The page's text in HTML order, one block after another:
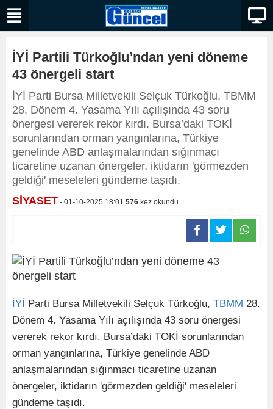
İYİ Partili Türkoğlu’ndan yeni döneme
43 önergeli start
İYİ Parti Bursa Milletvekili Selçuk Türkoğlu, TBMM
28. Dönem 4. Yasama Yılı açılışında 43 soru
önergesi vererek rekor kırdı. Bursa’daki TOKİ
sorunlarından orman yangınlarına, Türkiye
genelinde ABD anlaşmalarından sığınmacı
ticaretine uzanan önergeler, iktidarın 'görmezden
geldiği' meseleleri gündeme taşıdı.
SİYASET - 01-10-2025 18:01 576 kez okundu.
İYİ Parti Bursa Milletvekili Selçuk Türkoğlu, TBMM 28.
Dönem 4. Yasama Yılı açılışında 43 soru önergesi
vererek rekor kırdı. Bursa’daki TOKİ sorunlarından
orman yangınlarına, Türkiye genelinde ABD
anlaşmalarından sığınmacı ticaretine uzanan
önergeler, iktidarın 'görmezden geldiği' meseleleri
gündeme taşıdı.